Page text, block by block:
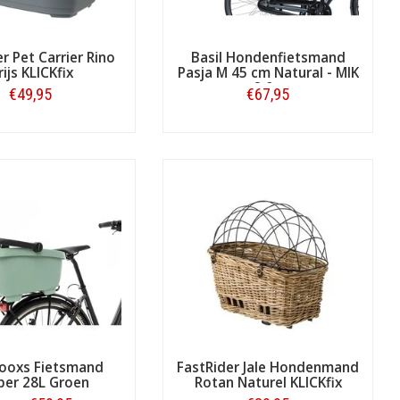
om de hondenriem gemakkelijk te
Kijk dan snel verder!
Pet Carrier Rino
KLICKfix
€49,95
Basil Hondenfietsmand
Pasja M 45 cm Natural - MIK
2.0 -
€67,95
Fietsmand
28L Groen
FastRider Jale Hondenmand
Rotan Naturel KLICKfix